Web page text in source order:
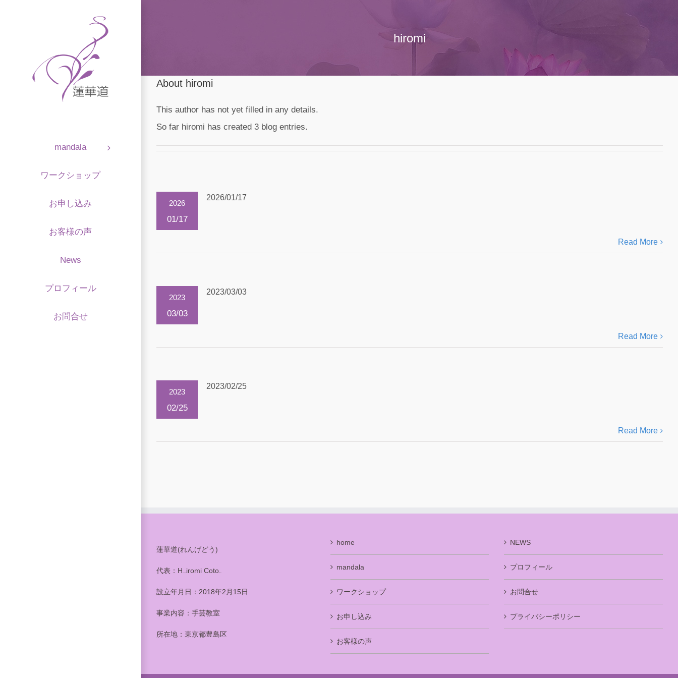
mandala
ワークショップ
お申し込み
お客様の声
News
プロフィール
お問合せ
hiromi
About hiromi
This author has not yet filled in any details.
So far hiromi has created 3 blog entries.
2026
01/17
2026/01/17
Read More
2023
03/03
2023/03/03
Read More
2023
02/25
2023/02/25
Read More
蓮華道(れんげどう)
代表：H iromi Coto. . .
設立年月日：2018年2月15日
事業内容：手芸教室
所在地：東京都豊島区
home
mandala
ワークショップ
お申し込み
お客様の声
NEWS
プロフィール
お問合せ
プライバシーポリシー